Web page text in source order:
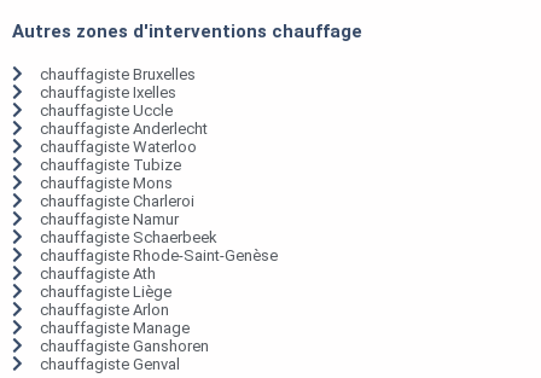
Autres zones d'interventions chauffage
chauffagiste Bruxelles
chauffagiste Ixelles
chauffagiste Uccle
chauffagiste Anderlecht
chauffagiste Waterloo
chauffagiste Tubize
chauffagiste Mons
chauffagiste Charleroi
chauffagiste Namur
chauffagiste Schaerbeek
chauffagiste Rhode-Saint-Genèse
chauffagiste Ath
chauffagiste Liège
chauffagiste Arlon
chauffagiste Manage
chauffagiste Ganshoren
chauffagiste Genval